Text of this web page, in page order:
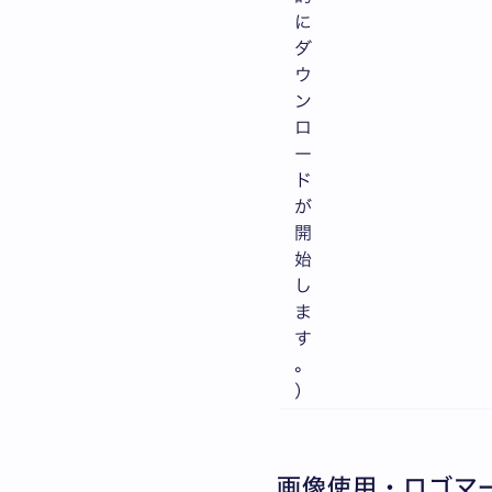
に
ダ
ウ
ン
ロ
ー
ド
が
開
始
し
ま
す
。
）